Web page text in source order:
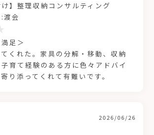
け】整理収納コンサルティング
渡会
足＞
くれた。家具の分解・移動、収納
育て経験のある方に色々アドバイ
り添ってくれて有難いです。
2026/06/26